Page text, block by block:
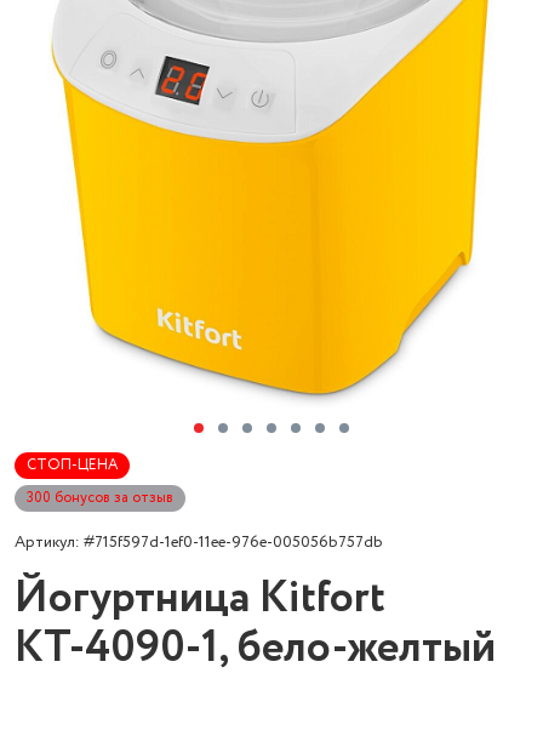
СТОП-ЦЕНА
300 бонусов за отзыв
Артикул: #715f597d-1ef0-11ee-976e-005056b757db
Йогуртница Kitfort
КТ-4090-1, бело-желтый